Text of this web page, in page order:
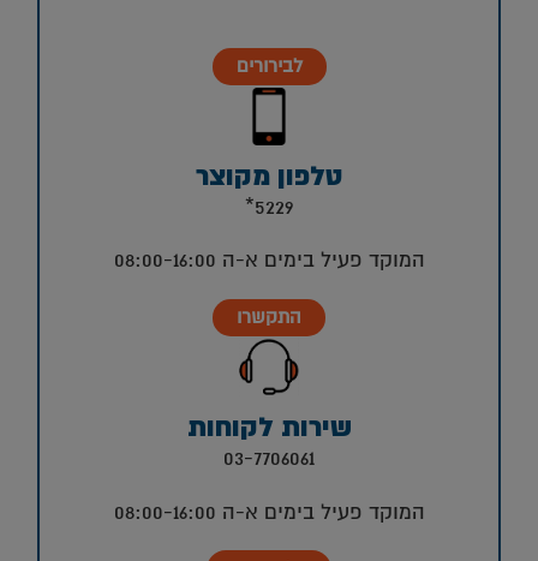
לבירורים
טלפון מקוצר
5229*
המוקד פעיל בימים א-ה 08:00-16:00
התקשרו
שירות לקוחות
03-7706061
המוקד פעיל בימים א-ה 08:00-16:00